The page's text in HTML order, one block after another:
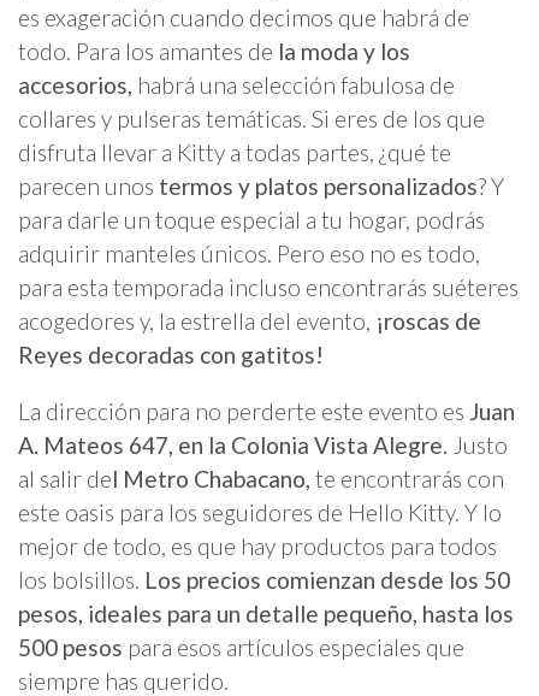
es exageración cuando decimos que habrá de
todo. Para los amantes de la moda y los
accesorios, habrá una selección fabulosa de
collares y pulseras temáticas. Si eres de los que
disfruta llevar a Kitty a todas partes, ¿qué te
parecen unos termos y platos personalizados? Y
para darle un toque especial a tu hogar, podrás
adquirir manteles únicos. Pero eso no es todo,
para esta temporada incluso encontrarás suéteres
acogedores y, la estrella del evento, ¡roscas de
Reyes decoradas con gatitos!
La dirección para no perderte este evento es Juan
A. Mateos 647, en la Colonia Vista Alegre. Justo
al salir del Metro Chabacano, te encontrarás con
este oasis para los seguidores de Hello Kitty. Y lo
mejor de todo, es que hay productos para todos
los bolsillos. Los precios comienzan desde los 50
pesos, ideales para un detalle pequeño, hasta los
500 pesos para esos artículos especiales que
siempre has querido.